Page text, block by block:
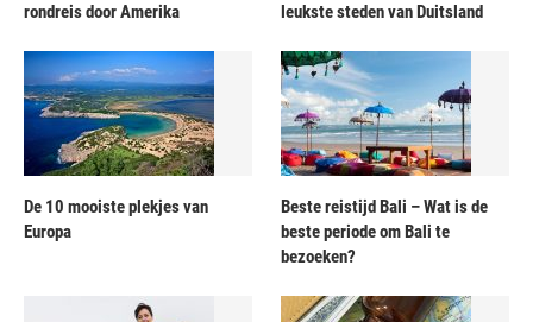
rondreis door Amerika
leukste steden van Duitsland
De 10 mooiste plekjes van
Europa
Beste reistijd Bali – Wat is de
beste periode om Bali te
bezoeken?